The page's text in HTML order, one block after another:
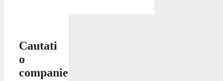
Cautati
o
companie